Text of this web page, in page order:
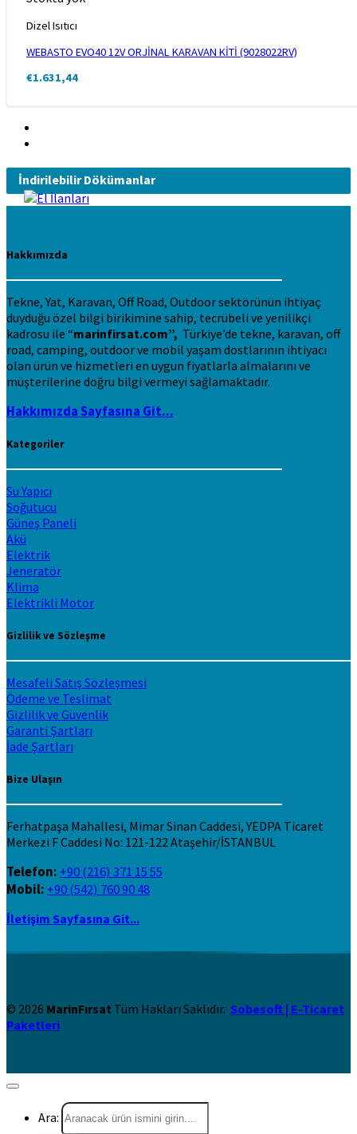
Dizel Isıtıcı
WEBASTO EVO40 12V ORJİNAL KARAVAN KİTİ (9028022RV)
€1.631,44
İndirilebilir Dökümanlar
Hakkımızda
Tekne, Yat, Karavan, Off Road, Outdoor sektörünün ihtiyaç
duyduğu özel bilgi birikimine sahip, tecrübeli ve yenilikçi
kadrosu ile “marinfirsat.com”, Türkiye’de tekne, karavan, off
road, camping, outdoor ve mobil yaşam dostlarının ihtiyacı
olan ürün ve hizmetleri en uygun fiyatlarla almalarını ve
müşterilerine doğru bilgi vermeyi sağlamaktadır.
Hakkımızda Sayfasına Git...
Kategoriler
Su Yapıcı
Soğutucu
Güneş Paneli
Akü
Elektrik
Jeneratör
Klima
Elektrikli Motor
Gizlilik ve Sözleşme
Mesafeli Satış Sözleşmesi
Ödeme ve Teslimat
Gizlilik ve Güvenlik
Garanti Şartları
İade Şartları
Bize Ulaşın
Ferhatpaşa Mahallesi, Mimar Sinan Caddesi, YEDPA Ticaret
Merkezi F Caddesi No: 121-122 Ataşehir/İSTANBUL
Telefon: +90 (216) 371 15 55
Mobil: +90 (542) 760 90 48
İletişim Sayfasına Git...
© 2026 MarinFırsat Tüm Hakları Saklıdır. Sobesoft | E-Ticaret
Paketleri
Ara: